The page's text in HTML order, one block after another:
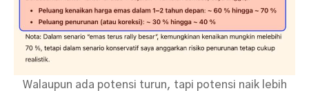
Walaupun ada potensi turun, tapi potensi naik lebih